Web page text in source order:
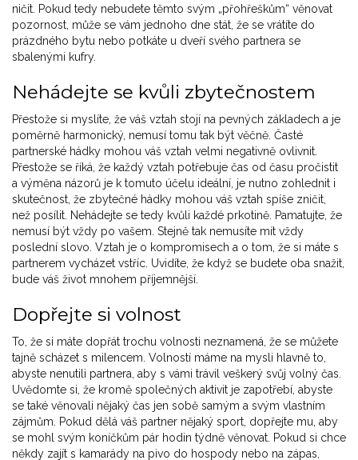
ničit. Pokud tedy nebudete těmto svým „přohřeškům“ věnovat
pozornost, může se vám jednoho dne stát, že se vrátíte do
prázdného bytu nebo potkáte u dveří svého partnera se
sbalenými kufry.
Nehádejte se kvůli zbytečnostem
Přestože si myslíte, že váš vztah stojí na pevných základech a je
poměrně harmonický, nemusí tomu tak být věčně. Časté
partnerské hádky mohou váš vztah velmi negativně ovlivnit.
Přestože se říká, že každý vztah potřebuje čas od času pročistit
a výměna názorů je k tomuto účelu ideální, je nutno zohlednit i
skutečnost, že zbytečné hádky mohou váš vztah spíše zničit,
než posílit. Nehádejte se tedy kvůli každé prkotině. Pamatujte, že
nemusí být vždy po vašem. Stejně tak nemusíte mít vždy
poslední slovo. Vztah je o kompromisech a o tom, že si máte s
partnerem vycházet vstříc. Uvidíte, že když se budete oba snažit,
bude váš život mnohem příjemnější.
Dopřejte si volnost
To, že si máte dopřát trochu volnosti neznamená, že se můžete
tajně scházet s milencem. Volností máme na mysli hlavně to,
abyste nenutili partnera, aby s vámi trávil veškerý svůj volný čas.
Uvědomte si, že kromě společných aktivit je zapotřebí, abyste
se také věnovali nějaký čas jen sobě samým a svým vlastním
zájmům. Pokud dělá váš partner nějaký sport, dopřejte mu, aby
se mohl svým koníčkům pár hodin týdně věnovat. Pokud si chce
někdy zajít s kamarády na pivo do hospody nebo na zápas,